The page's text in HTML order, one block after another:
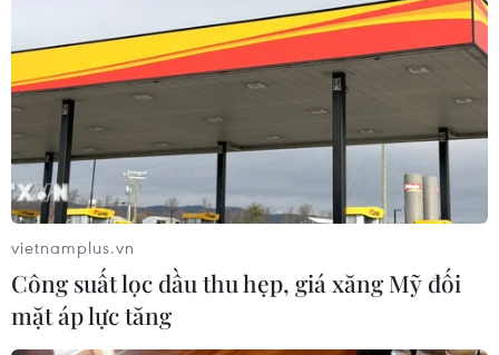
Khói thải từ nhà máy nhiệt điện ở thủ đô Sofia, Bulgaria.
(Nguồn: AFP/TTXVN)
Lượng khí thải gây hiệu ứng nhà kính dioxide
carbon (CO2) trên Trái Đất đang gia tăng nhanh
tới mức trong vòng một thế hệ tới, lượng khí
CO2 mà con người thải ra sẽ vượt quá phần
"hạn ngạch" được coi là an toàn để thế giới có
thể thực hiện mục tiêu kiềm chế nhiệt độ toàn
cầu tăng dưới 2 độ C so với thời kỳ tiền công
nghiệp.
vietnamplus.vn
Công suất lọc dầu thu hẹp, giá xăng Mỹ đối
mặt áp lực tăng